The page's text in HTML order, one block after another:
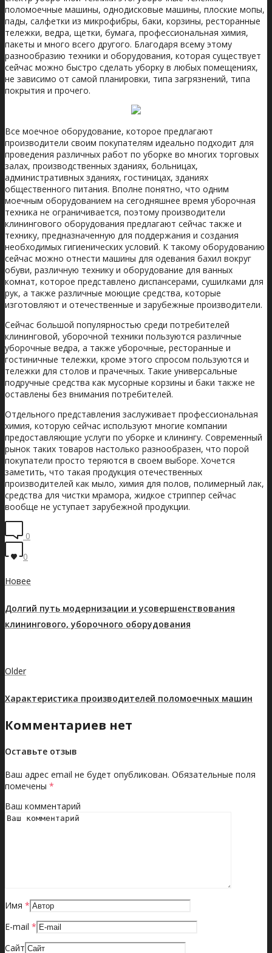
поломоечные машины, однодисковые машины, плоские мопы,
пады, салфетки из микрофибры, баки, корзины, ресторанные
тележки, ведра, щетки, бумага, профессиональная химия,
пакеты и много всего другого. Благодаря всему этому
разнообразию техники и оборудования, которая существует
сейчас можно быстро сделать уборку в любых помещениях,
не зависимо от самой планировки, типа загрязнений, типа
покрытия и прочего.
Все моечное оборудование, которое предлагают
производители своим покупателям идеально подходит для
проведения различных работ по уборке во многих торговых
залах, производственных зданиях, больницах,
административных зданиях, гостиницах, зданиях
общественного питания. Вполне понятно, что одним
моечным оборудованием на сегодняшнее время уборочная
техника не ограничивается, поэтому производители
клинингового оборудования предлагают сейчас также и
технику, предназначенную для поддержания и создания
необходимых гигиенических условий. К такому оборудованию
сейчас можно отнести машины для одевания бахил вокруг
обуви, различную технику и оборудование для ванных
комнат, которое представлено диспансерами, сушилками для
рук, а также различные моющие средства, которые
изготовляют и отечественные и зарубежные производители.
Сейчас большой популярностью среди потребителей
клининговой, уборочной техники пользуются различные
уборочные ведра, а также уборочные, ресторанные и
гостиничные тележки, кроме этого спросом пользуются и
тележки для столов и прачечных. Такие универсальные
подручные средства как мусорные корзины и баки также не
оставлены без внимания потребителей.
Отдельного представления заслуживает профессиональная
химия, которую сейчас используют многие компании
предоставляющие услуги по уборке и клинингу. Современный
рынок таких товаров настолько разнообразен, что порой
покупатели просто теряются в своем выборе. Хочется
заметить, что такая продукция отечественных
производителей как мыло, химия для полов, полимерный лак,
средства для чистки мрамора, жидкое стриппер сейчас
вообще не уступает зарубежной продукции.
0
0
Новее
Долгий путь модернизации и усовершенствования
клинингового, уборочного оборудования
Older
Характеристика производителей поломоечных машин
Комментариев нет
Оставьте отзыв
Ваш адрес email не будет опубликован. Обязательные поля
помечены *
Ваш комментарий
Имя *
E-mail *
Сайт